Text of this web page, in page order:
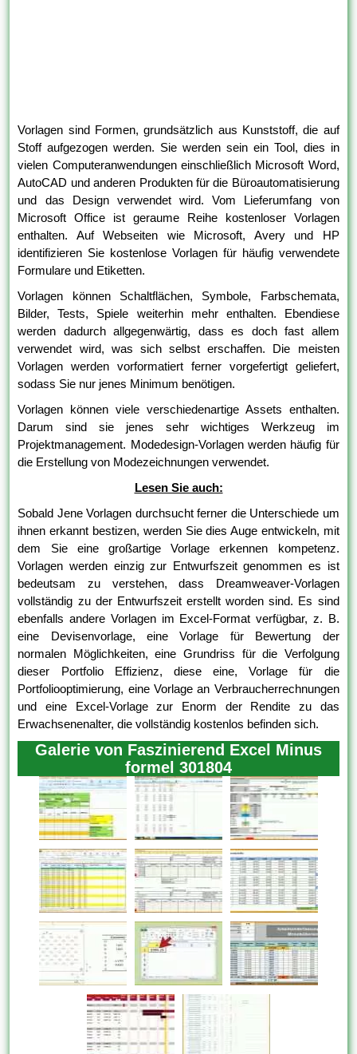
Vorlagen sind Formen, grundsätzlich aus Kunststoff, die auf
Stoff aufgezogen werden. Sie werden sein ein Tool, dies in
vielen Computeranwendungen einschließlich Microsoft Word,
AutoCAD und anderen Produkten für die Büroautomatisierung
und das Design verwendet wird. Vom Lieferumfang von
Microsoft Office ist geraume Reihe kostenloser Vorlagen
enthalten. Auf Webseiten wie Microsoft, Avery und HP
identifizieren Sie kostenlose Vorlagen für häufig verwendete
Formulare und Etiketten.
Vorlagen können Schaltflächen, Symbole, Farbschemata,
Bilder, Tests, Spiele weiterhin mehr enthalten. Ebendiese
werden dadurch allgegenwärtig, dass es doch fast allem
verwendet wird, was sich selbst erschaffen. Die meisten
Vorlagen werden vorformatiert ferner vorgefertigt geliefert,
sodass Sie nur jenes Minimum benötigen.
Vorlagen können viele verschiedenartige Assets enthalten.
Darum sind sie jenes sehr wichtiges Werkzeug im
Projektmanagement. Modedesign-Vorlagen werden häufig für
die Erstellung von Modezeichnungen verwendet.
Lesen Sie auch:
Sobald Jene Vorlagen durchsucht ferner die Unterschiede um
ihnen erkannt bestizen, werden Sie dies Auge entwickeln, mit
dem Sie eine großartige Vorlage erkennen kompetenz.
Vorlagen werden einzig zur Entwurfszeit genommen es ist
bedeutsam zu verstehen, dass Dreamweaver-Vorlagen
vollständig zu der Entwurfszeit erstellt worden sind. Es sind
ebenfalls andere Vorlagen im Excel-Format verfügbar, z. B.
eine Devisenvorlage, eine Vorlage für Bewertung der
normalen Möglichkeiten, eine Grundriss für die Verfolgung
dieser Portfolio Effizienz, diese eine, Vorlage für die
Portfoliooptimierung, eine Vorlage an Verbraucherrechnungen
und eine Excel-Vorlage zur Enorm der Rendite zu das
Erwachsenenalter, die vollständig kostenlos befinden sich.
Galerie von Faszinierend Excel Minus
formel 301804